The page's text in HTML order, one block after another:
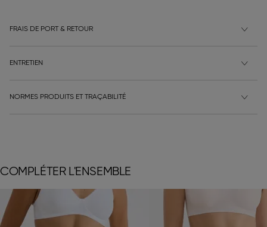
FRAIS DE PORT & RETOUR
ENTRETIEN
NORMES PRODUITS ET TRAÇABILITÉ
COMPLÉTER L'ENSEMBLE